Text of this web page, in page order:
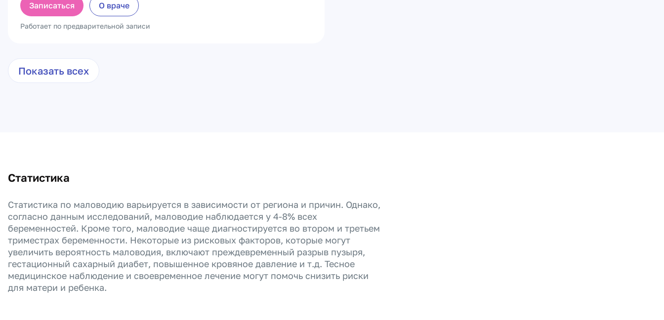
Записаться О враче
Работает по предварительной записи
Показать всех
Статистика
Статистика по маловодию варьируется в зависимости от региона и причин. Однако,
согласно данным исследований, маловодие наблюдается у 4-8% всех
беременностей. Кроме того, маловодие чаще диагностируется во втором и третьем
триместрах беременности. Некоторые из рисковых факторов, которые могут
увеличить вероятность маловодия, включают преждевременный разрыв пузыря,
гестационный сахарный диабет, повышенное кровяное давление и т.д. Тесное
медицинское наблюдение и своевременное лечение могут помочь снизить риски
для матери и ребенка.